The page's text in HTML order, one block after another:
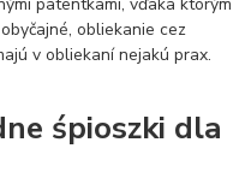
obliekanie cez
v obliekaní nejakú prax.
śpioszki dla